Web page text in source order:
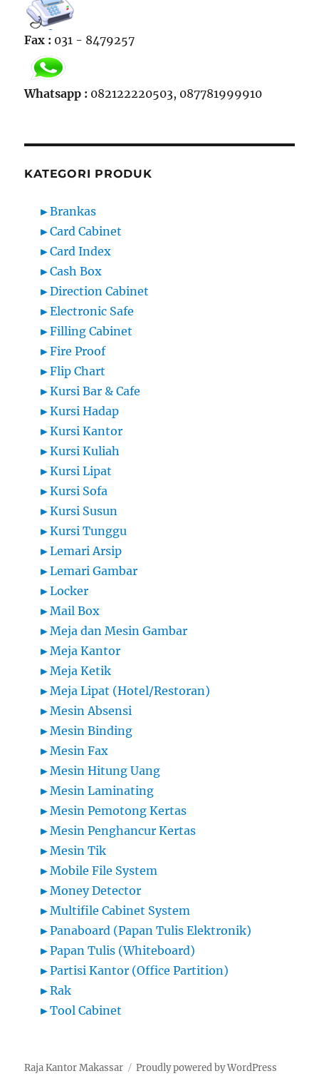
Fax : 031 - 8479257
Whatsapp : 082122220503, 087781999910
KATEGORI PRODUK
►Brankas
►Card Cabinet
►Card Index
►Cash Box
►Direction Cabinet
►Electronic Safe
►Filling Cabinet
►Fire Proof
►Flip Chart
►Kursi Bar & Cafe
►Kursi Hadap
►Kursi Kantor
►Kursi Kuliah
►Kursi Lipat
►Kursi Sofa
►Kursi Susun
►Kursi Tunggu
►Lemari Arsip
►Lemari Gambar
►Locker
►Mail Box
►Meja dan Mesin Gambar
►Meja Kantor
►Meja Ketik
►Meja Lipat (Hotel/Restoran)
►Mesin Absensi
►Mesin Binding
►Mesin Fax
►Mesin Hitung Uang
►Mesin Laminating
►Mesin Pemotong Kertas
►Mesin Penghancur Kertas
►Mesin Tik
►Mobile File System
►Money Detector
►Multifile Cabinet System
►Panaboard (Papan Tulis Elektronik)
►Papan Tulis (Whiteboard)
►Partisi Kantor (Office Partition)
►Rak
►Tool Cabinet
Raja Kantor Makassar Proudly powered by WordPress